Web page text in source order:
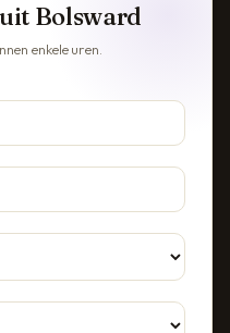
Bolsward
enkele uren.